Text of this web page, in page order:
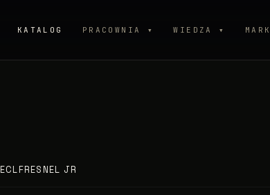
KATALOG PRACOWNIA ▾ WIEDZA ▾
ECLFRESNEL JR